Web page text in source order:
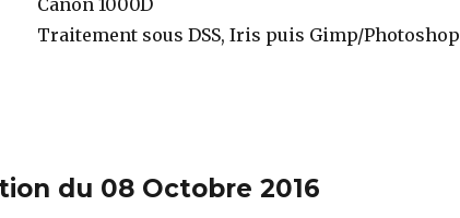
Canon 1000D
Traitement sous DSS, Iris puis Gimp/Photoshop
du 08 Octobre 2016